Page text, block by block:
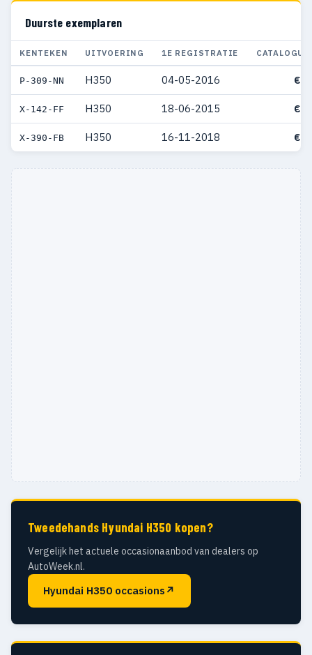
Duurste exemplaren
KENTEKEN UITVOERING 1E REGISTRATIE
P-309-NN H350 04-05-2016 €
X-142-FF H350 18-06-2015 €
X-390-FB H350 16-11-2018 €
Tweedehands Hyundai H350 kopen?
Vergelijk het actuele occasionaanbod van dealers op
AutoWeek.nl.
Hyundai H350 occasions ↗